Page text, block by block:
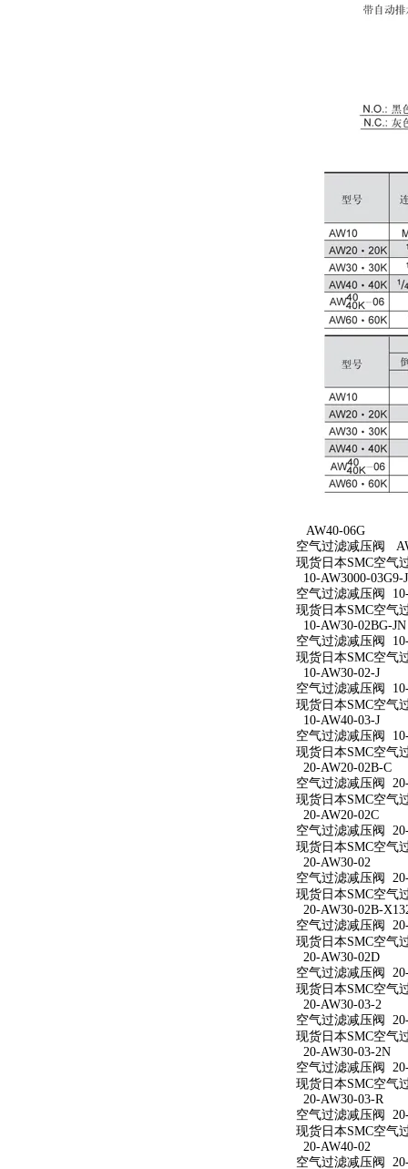
AW40-06G
空气过滤减压阀
现货日本SMC空气
10-AW3000-03G9-
空气过滤减压阀
现货日本SMC空气
10-AW30-02BG-JN
空气过滤减压阀
现货日本SMC空气
10-AW30-02-J
空气过滤减压阀
现货日本SMC空气
10-AW40-03-J
空气过滤减压阀
现货日本SMC空气
20-AW20-02B-C
空气过滤减压阀
现货日本SMC空气
20-AW20-02C
空气过滤减压阀
现货日本SMC空气
20-AW30-02
空气过滤减压阀
现货日本SMC空气
20-AW30-02B-
空气过滤减压阀
现货日本SMC空气
20-AW30-02D
空气过滤减压阀
现货日本SMC空气
20-AW30-03-2
空气过滤减压阀
现货日本SMC空气
20-AW30-03-2N
空气过滤减压阀
现货日本SMC空气
20-AW30-03-R
空气过滤减压阀
现货日本SMC空气
20-AW40-02
空气过滤减压阀